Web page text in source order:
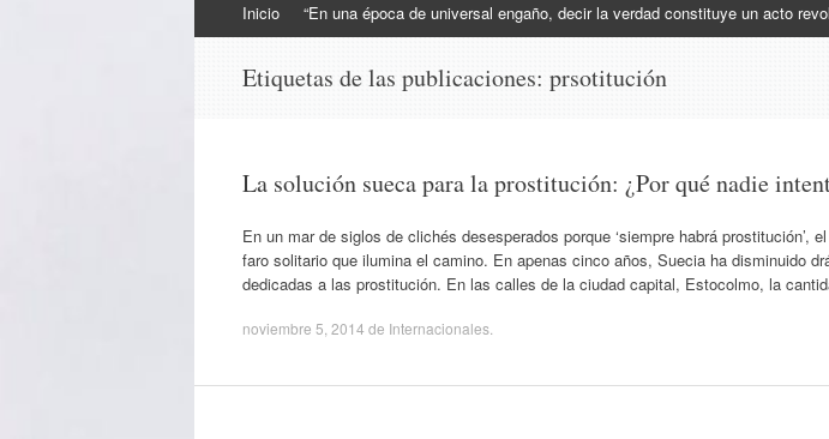
al
Inicio “En una época de universal engaño, decir la verdad constituye un acto
Etiquetas de las publicaciones: prsotitución
La solución sueca para la prostitución: ¿Por qué nadie
En un mar de siglos de clichés desesperados porque ‘siempre habrá prostitución’,
faro solitario que ilumina el camino. En apenas cinco años, Suecia ha disminuido
dedicadas a las prostitución. En las calles de la ciudad capital, Estocolmo, la
noviembre 5, 2014 de Internacionales